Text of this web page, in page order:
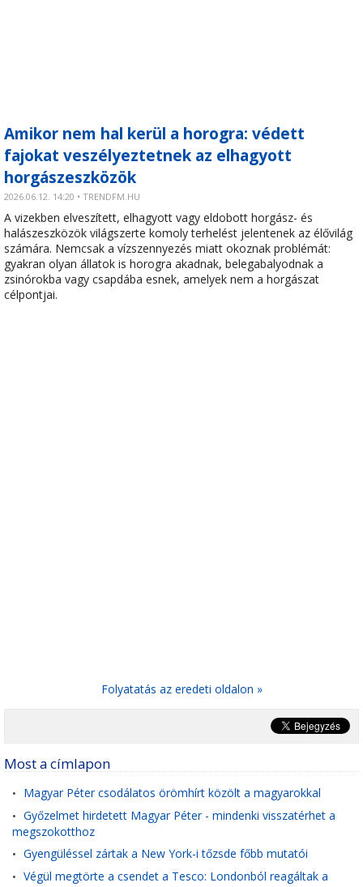
Amikor nem hal kerül a horogra: védett
fajokat veszélyeztetnek az elhagyott
horgászeszközök
2026.06.12. 14:20 • TRENDFM.HU
A vizekben elveszített, elhagyott vagy eldobott horgász- és
halászeszközök világszerte komoly terhelést jelentenek az élővilág
számára. Nemcsak a vízszennyezés miatt okoznak problémát:
gyakran olyan állatok is horogra akadnak, belegabalyodnak a
zsinórokba vagy csapdába esnek, amelyek nem a horgászat
célpontjai.
Folyatatás az eredeti oldalon »
Most a címlapon
• Magyar Péter csodálatos örömhírt közölt a magyarokkal
• Győzelmet hirdetett Magyar Péter - mindenki visszatérhet a
megszokotthoz
• Gyengüléssel zártak a New York-i tőzsde főbb mutatói
• Végül megtörte a csendet a Tesco: Londonból reagáltak a